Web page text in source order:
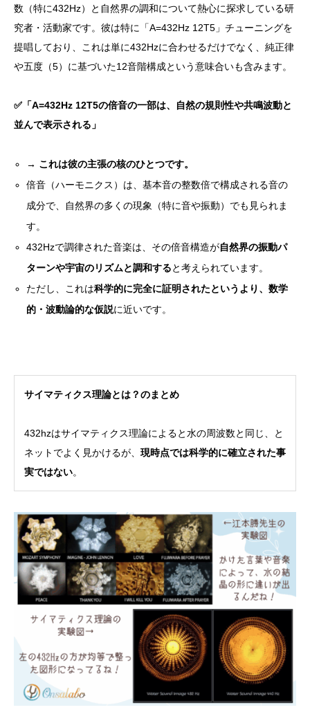
数（特に432Hz）と自然界の調和について熱心に探求している研
究者・活動家です。彼は特に「A=432Hz 12T5」チューニングを
提唱しており、これは単に432Hzに合わせるだけでなく、純正律
や五度（5）に基づいた12音階構成という意味合いも含みます。
✅ 「A=432Hz 12T5の倍音の一部は、自然の規則性や共鳴波動と
並んで表示される」
→ これは彼の主張の核のひとつです。
倍音（ハーモニクス）は、基本音の整数倍で構成される音の
成分で、自然界の多くの現象（特に音や振動）でも見られま
す。
432Hzで調律された音楽は、その倍音構造が自然界の振動パ
ターンや宇宙のリズムと調和すると考えられています。
ただし、これは科学的に完全に証明されたというより、数学
的・波動論的な仮説に近いです。
サイマティクス理論とは？のまとめ
432hzはサイマティクス理論によると水の周波数と同じ、と
ネットでよく見かけるが、 現時点では科学的に確立された事
実ではない。